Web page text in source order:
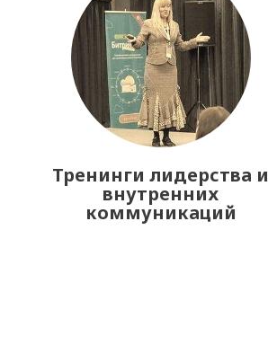
Тренинги лидерства и
внутренних
коммуникаций